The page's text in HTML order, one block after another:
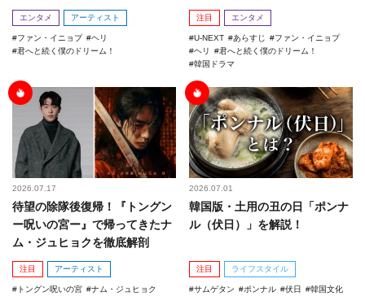
エンタメ アーティスト
ファン・イニョプ
ヘリ
君へと続く僕のドリーム！
注目 エンタメ
U-NEXT あらすじ
ファン・イニョプ
ヘリ
君へと続く僕のドリーム！
韓国ドラマ
2026.07.17
待望の除隊後復帰！『トングン
ー呪いの宮ー』で帰ってきたナ
ム・ジュヒョクを徹底解剖
注目 アーティスト
トングン呪いの宮
ナム・ジュヒョク
2026.07.01
韓国版・土用の丑の日「ポンナ
ル（伏日）」を解説！
注目 ライフスタイル
サムゲタン ポンナル 伏日 韓国文化